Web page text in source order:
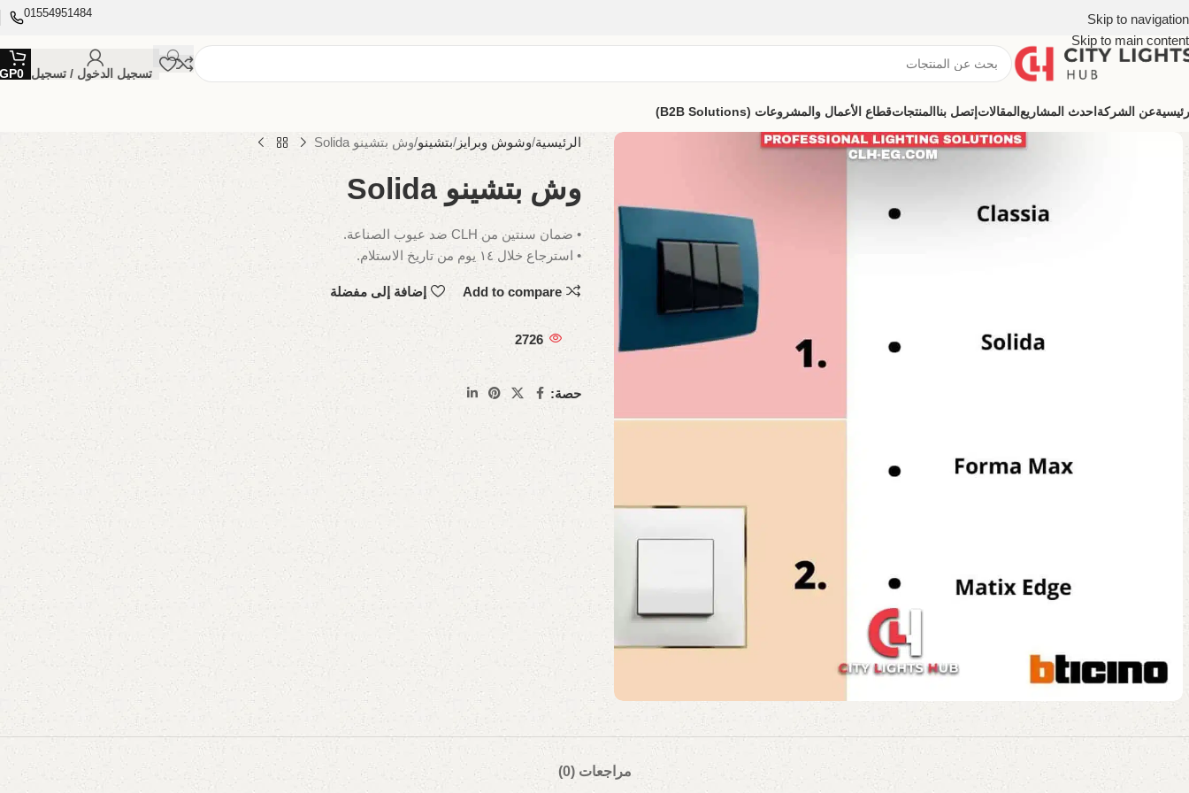
Skip to navigation
Skip to main content
01554951484
تسجيل الدخول / تسجيل 0
عن الشركة احدث المشاريع المقالات إتصل بنا المنتجاتقطاع الأعمال والمشروعات (B2B Solutions)
الرئيسية وشوش وبرايز بتشينو وش بتشينو Solida
وش بتشينو Solida
• ضمان سنتين من CLH ضد عيوب الصناعة.
• استرجاع خلال ١٤ يوم من تاريخ الاستلام.
Add to compare إضافة إلى مفضلة
2726
حصة:
مراجعات (0)